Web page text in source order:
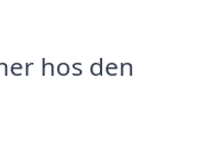
hos den